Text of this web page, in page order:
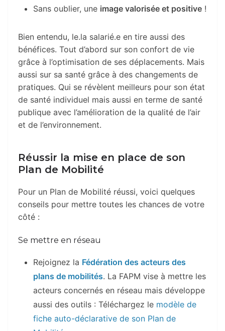
Sans oublier, une image valorisée et positive !
Bien entendu, le.la salarié.e en tire aussi des
bénéfices. Tout d’abord sur son confort de vie
grâce à l’optimisation de ses déplacements. Mais
aussi sur sa santé grâce à des changements de
pratiques. Qui se révèlent meilleurs pour son état
de santé individuel mais aussi en terme de santé
publique avec l’amélioration de la qualité de l’air
et de l’environnement.
Réussir la mise en place de son
Plan de Mobilité
Pour un Plan de Mobilité réussi, voici quelques
conseils pour mettre toutes les chances de votre
côté :
Se mettre en réseau
Rejoignez la Fédération des acteurs des
plans de mobilités. La FAPM vise à mettre les
acteurs concernés en réseau mais développe
aussi des outils : Téléchargez le modèle de
fiche auto-déclarative de son Plan de